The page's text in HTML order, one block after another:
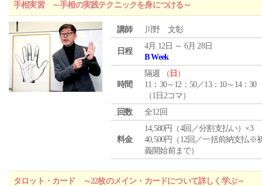
手相実習 ～手相の実践テクニックを身につける～
講師 川野 文彰
日程
4月 12日 ～ 6月 28日
B Week
時間
隔週 （ 日 ）
11：30～12：50／13：10～14：30
（1日2コマ）
回数
全12回
料金
14,580円（4回／分割支払い）×3
40,500円（12回／一括前納支払※
義開始前まで）
タロット・カード ～22枚のメイン・カードについて詳しく学ぶ～